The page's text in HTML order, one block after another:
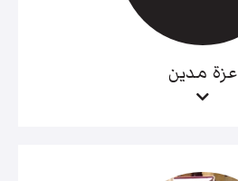
عزة مدين